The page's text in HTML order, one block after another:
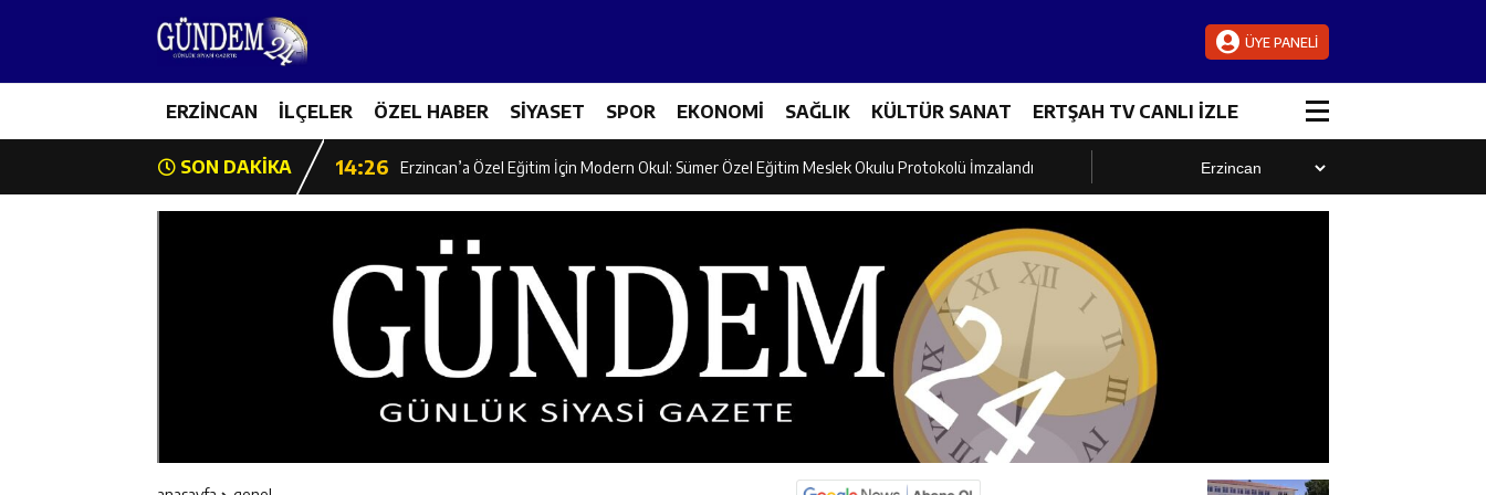
ÜYE PANELİ
ERZİNCAN İLÇELER ÖZEL HABER SİYASET SPOR EKONOMİ SAĞLIK KÜLTÜR SANAT ERTŞAH TV CANLI İZLE
SON DAKİKA
14:26 Geleceğin Üreticileri Tarım Teknolojileriyle Tanışıyor
14:26 Erzincan’a Özel Eğitim İçin Modern Okul: Sümer Özel Eğitim Meslek Okulu Protokolü İmzalandı
14:25 İl Müdürü Ünalan’dan Zengin Ailesine Taziye Ziyareti
14:24 İlk Durak Medine Müdafii Fahreddin Paşa’nın Kızının Kabri
Erzincan Aile ve Sosyal Hizmetler İl Müdürlüğünde Değerlendirme Toplantısı